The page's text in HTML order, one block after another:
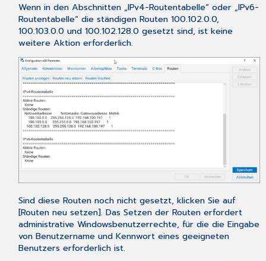
Wenn in den Abschnitten „IPv4-Routentabelle“ oder „IPv6-
Routentabelle“ die ständigen Routen 100.102.0.0,
100.103.0.0 und 100.102.128.0 gesetzt sind, ist keine
weitere Aktion erforderlich.
Sind diese Routen noch nicht gesetzt, klicken Sie auf
[Routen neu setzen]. Das Setzen der Routen erfordert
administrative Windowsbenutzerrechte, für die die Eingabe
von Benutzername und Kennwort eines geeigneten
Benutzers erforderlich ist.